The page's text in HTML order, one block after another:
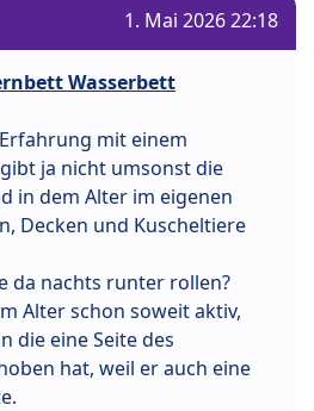
1. Mai 2026 22:18
Wasserbett
mit einem
ja nicht umsonst die
in dem Alter im eigenen
Decken und Kuscheltiere
da nachts runter rollen?
Alter schon soweit aktiv,
die eine Seite des
hat, weil er auch eine